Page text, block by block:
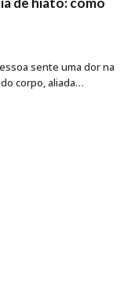
sente uma dor na
corpo, aliada…